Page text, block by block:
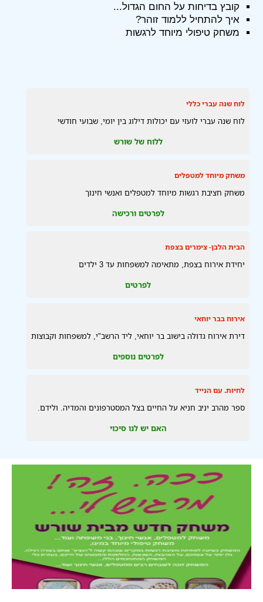
קובץ בדיחות על החום הגדול...
איך להתחיל ללמוד זוהר?
משחק טיפולי מיוחד לרגשות
לוח שנה עברי כללי
לוח שנה עברי לועזי עם יכולות דילוג בין יומי, שבועי חודשי
ללוח של שורש
משחק מיוחד למטפלים
משחק חציבת רגשות מיוחד למטפלים ואנשי חינוך
לפרטים ורכישה
הבית הלבן- צימרים בצפת
יחידת אירוח בצפת, מתאימה למשפחות עד 3 ילדים
לפרטים
אירוח בבר יוחאי
דירת אירוח גדולה בישוב בר יוחאי, ליד הרשב"י, למשפחות וקבוצות
לפרטים נוספים
לחיות. עם הנייד
ספר מהרב יניב חניא על החיים בצל המסטרפונים והמדיה. ולידם.
האם יש לנו סיכוי